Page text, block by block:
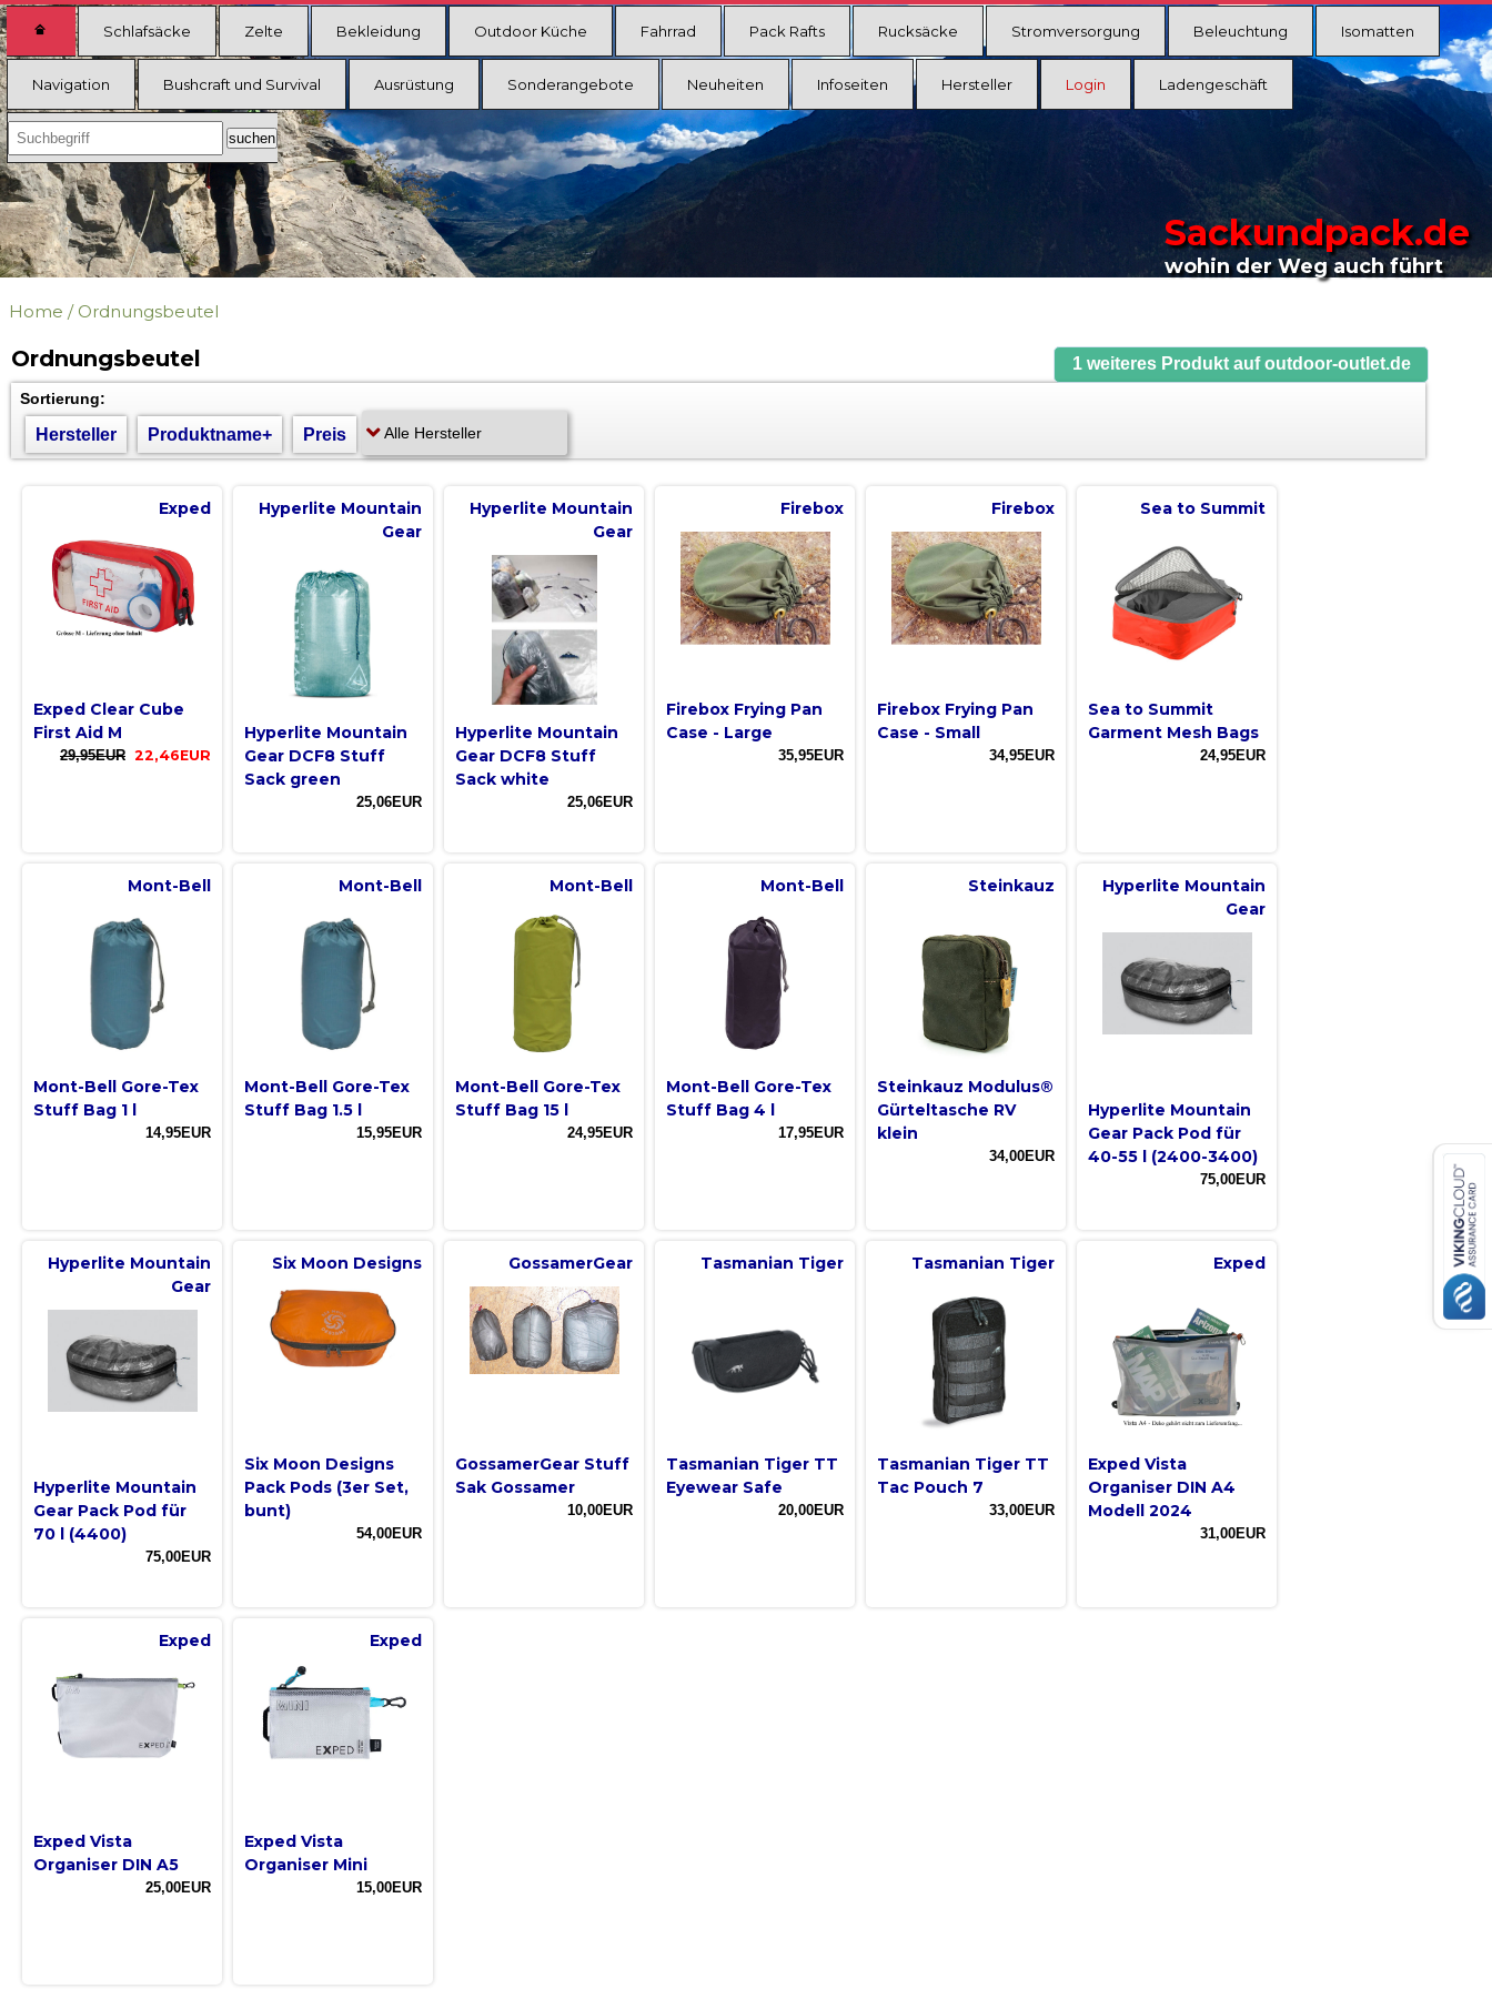
Schlafsäcke Zelte Bekleidung Outdoor Küche Fahrrad Pack Rafts Rucksäcke Stromversorgung Beleuchtung Isomatten
Navigation Bushcraft und Survival Ausrüstung Sonderangebote Neuheiten Infoseiten Hersteller Login Ladengeschäft
Sackundpack.de
wohin der Weg auch führt
Home / Ordnungsbeutel
Ordnungsbeutel 1 weiteres Produkt auf outdoor-outlet.de
Sortierung:
Hersteller Produktname+ Preis
Exped
Exped Clear Cube
First Aid M
29,95EUR 22,46EUR
Hyperlite Mountain
Gear
Hyperlite Mountain
Gear DCF8 Stuff
Sack green
25,06EUR
Hyperlite Mountain
Gear
Hyperlite Mountain
Gear DCF8 Stuff
Sack white
25,06EUR
Firebox
Firebox Frying Pan
Case - Large
35,95EUR
Firebox
Firebox Frying Pan
Case - Small
34,95EUR
Sea to Summit
Sea to Summit
Garment Mesh Bags
24,95EUR
Mont-Bell
Mont-Bell Gore-Tex
Stuff Bag 1 l
14,95EUR
Mont-Bell
Mont-Bell Gore-Tex
Stuff Bag 1.5 l
15,95EUR
Mont-Bell
Mont-Bell Gore-Tex
Stuff Bag 15 l
24,95EUR
Mont-Bell
Mont-Bell Gore-Tex
Stuff Bag 4 l
17,95EUR
Steinkauz
Steinkauz Modulus®
Gürteltasche RV
klein
34,00EUR
Hyperlite Mountain
Gear
Hyperlite Mountain
Gear Pack Pod für
40-55 l (2400-3400)
75,00EUR
Hyperlite Mountain
Gear
Hyperlite Mountain
Gear Pack Pod für
70 l (4400)
75,00EUR
Six Moon Designs
Six Moon Designs
Pack Pods (3er Set,
bunt)
54,00EUR
GossamerGear
GossamerGear Stuff
Sak Gossamer
10,00EUR
Tasmanian Tiger
Tasmanian Tiger TT
Eyewear Safe
20,00EUR
Tasmanian Tiger
Tasmanian Tiger TT
Tac Pouch 7
33,00EUR
Exped
Exped Vista
Organiser DIN A4
Modell 2024
31,00EUR
Exped
Exped Vista
Organiser DIN A5
25,00EUR
Exped
Exped Vista
Organiser Mini
15,00EUR